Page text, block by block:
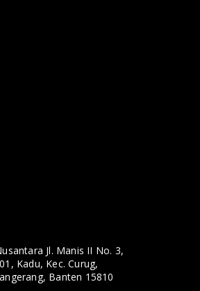
Jl. Manis II No. 3,
Kadu, Kec. Curug,
Banten 15810